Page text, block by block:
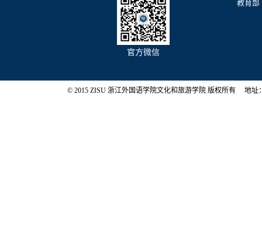
官方微信
教育部
© 2015 ZISU 浙江外国语学院文化和旅游学院 版权所有 地址